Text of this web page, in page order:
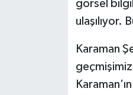
görsel
ulaşılıyor.
Karaman